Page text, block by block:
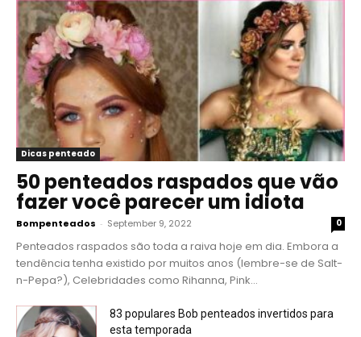
Dicas penteado
50 penteados raspados que vão
fazer você parecer um idiota
Bompenteados - September 9, 2022 0
Penteados raspados são toda a raiva hoje em dia. Embora a
tendência tenha existido por muitos anos (lembre-se de Salt-
n-Pepa?), Celebridades como Rihanna, Pink...
83 populares Bob penteados invertidos para
esta temporada